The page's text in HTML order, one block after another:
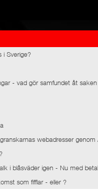
i Sverige?
- vad gör samfundet åt
webadresser genom
i blåsväder igen - Nu med
som fifflar - eller ?